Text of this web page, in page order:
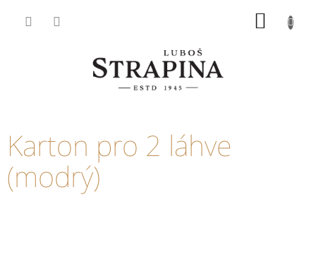
Karton pro 2 láhve
(modrý)